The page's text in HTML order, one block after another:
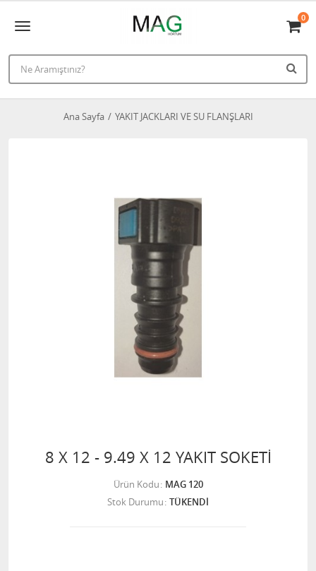
0
Ana Sayfa YAKIT JACKLARI VE SU FLANŞLARI
8 X 12 - 9.49 X 12 YAKIT SOKETİ
Ürün Kodu MAG 120
Stok Durumu TÜKENDİ